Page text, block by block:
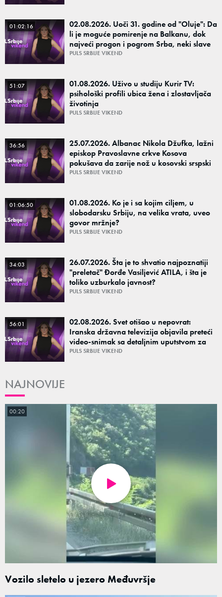
01:02:16
02.08.2026. Uoči 31. godine od "Oluje": Da
li je moguće pomirenje na Balkanu, dok
najveći progon i pogrom Srba, neki slave
kao praznik i nacionalni ponos?
PULS SRBIJE VIKEND
51:07
01.08.2026. Uživo u studiju Kurir TV:
psihološki profili ubica žena i zlostavljača
životinja
PULS SRBIJE VIKEND
36:56
25.07.2026. Albanac Nikola Džufka, lažni
episkop Pravoslavne crkve Kosova
pokušava da zarije nož u kosovski srspski
identitet, ko će ga zaustaviti?
PULS SRBIJE VIKEND
01:06:50
01.08.2026. Ko je i sa kojim ciljem, u
slobodarsku Srbiju, na velika vrata, uveo
govor mržnje?
PULS SRBIJE VIKEND
34:03
26.07.2026. Šta je to shvatio najpoznatiji
"preletač" Đorđe Vasiljević ATILA, i šta je
toliko uzburkalo javnost?
PULS SRBIJE VIKEND
56:01
02.08.2026. Svet otišao u nepovrat:
Iranska državna televizija objavila preteći
video-snimak sa detaljnim uputstvom za
ubistvo Melanije i Barona Trampa?
PULS SRBIJE VIKEND
NAJNOVIJE
Vozilo sletelo u jezero Međuvršje
00:20